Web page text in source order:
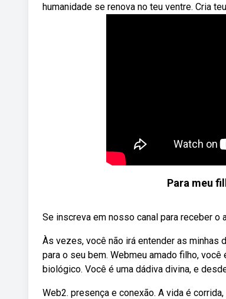
humanidade se renova no teu ventre. Cria
Para meu
Se inscreva em nosso canal para receber
Às vezes, você não irá entender as minhas
para o seu bem. Webmeu amado filho,
biológico. Você é uma dádiva divina, e
Web2. presença e conexão. A vida é